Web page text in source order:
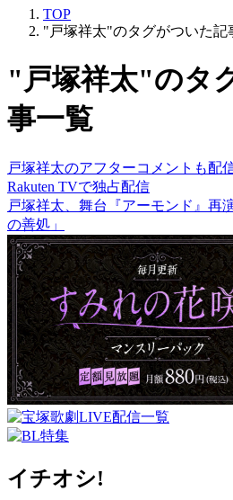
TOP
"戸塚祥太"のタグがついた記
"戸塚祥太"のタ
事一覧
戸塚祥太のアフターコメントも配
Rakuten TVで独占配信
戸塚祥太、舞台『アーモンド』再
の善処」
イチオシ!